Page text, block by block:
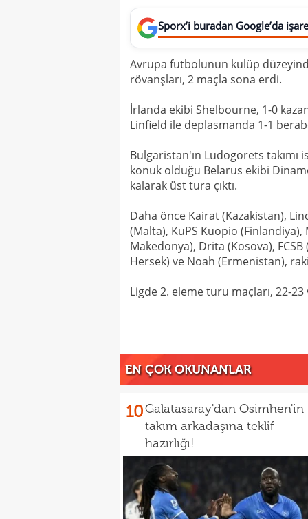
Sporx’i buradan Google’da
Avrupa futbolunun kulüp
rövanşları, 2 maçla sona erdi.
İrlanda ekibi Shelbourne, 1-0
Linfield ile deplasmanda 1-1
Bulgaristan'ın Ludogorets takımı
konuk olduğu Belarus ekibi
kalarak üst tura çıktı.
Daha önce Kairat (Kazakistan),
(Malta), KuPS Kuopio (Finlandiya),
Makedonya), Drita (Kosova),
Hersek) ve Noah (Ermenistan),
Ligde 2. eleme turu maçları, 22-
EN ÇOK OKUNANLAR
10Galatasaray'dan Osimhen'in
takım arkadaşına teklif
hazırlığı!